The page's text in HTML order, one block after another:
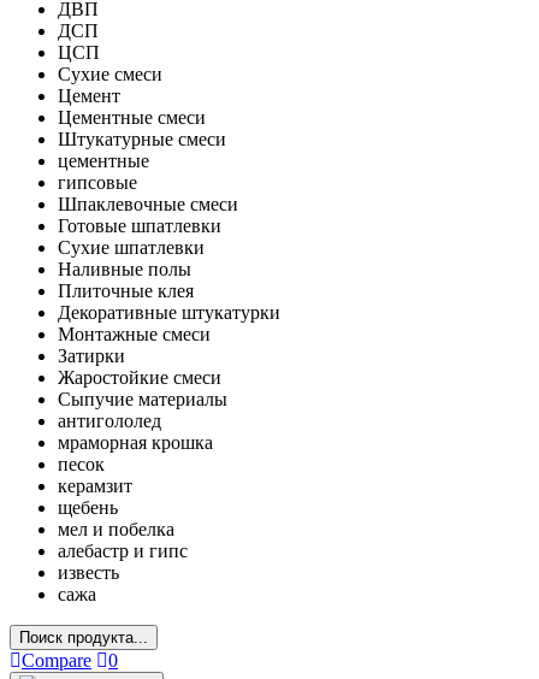
ДВП
ДСП
ЦСП
Сухие смеси
Цемент
Цементные смеси
Штукатурные смеси
цементные
гипсовые
Шпаклевочные смеси
Готовые шпатлевки
Сухие шпатлевки
Наливные полы
Плиточные клея
Декоративные штукатурки
Монтажные смеси
Затирки
Жаростойкие смеси
Сыпучие материалы
антигололед
мраморная крошка
песок
керамзит
щебень
мел и побелка
алебастр и гипс
известь
сажа
Поиск продукта...
Compare 0